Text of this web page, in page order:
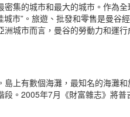
密集的城市和最大的城市。作為
城市”。旅遊、批發和零售是曼
城市而言，曼谷的勞動力和運
上有數個海灘，最知名的海灘
。2005年7月《財富雜志》將